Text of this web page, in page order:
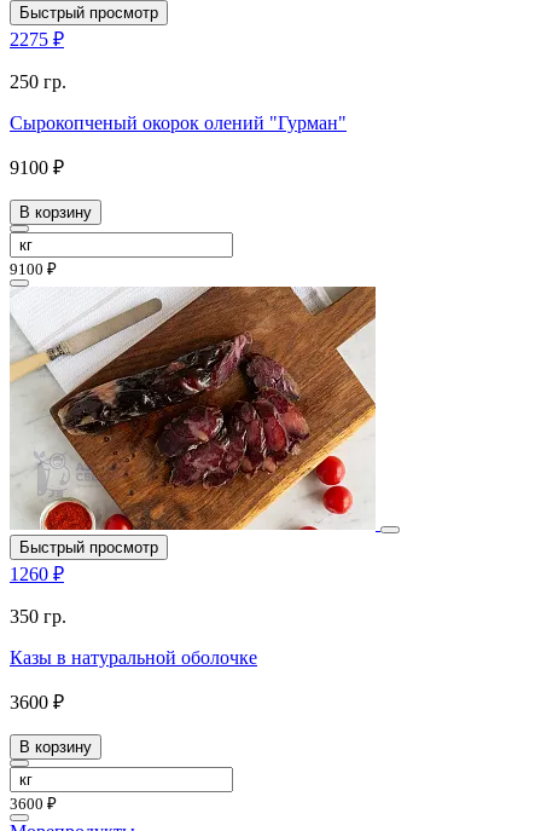
Быстрый просмотр
2275 ₽
250 гр.
Сырокопченый окорок олений "Гурман"
9100 ₽
В корзину
9100 ₽
Быстрый просмотр
1260 ₽
350 гр.
Казы в натуральной оболочке
3600 ₽
В корзину
3600 ₽